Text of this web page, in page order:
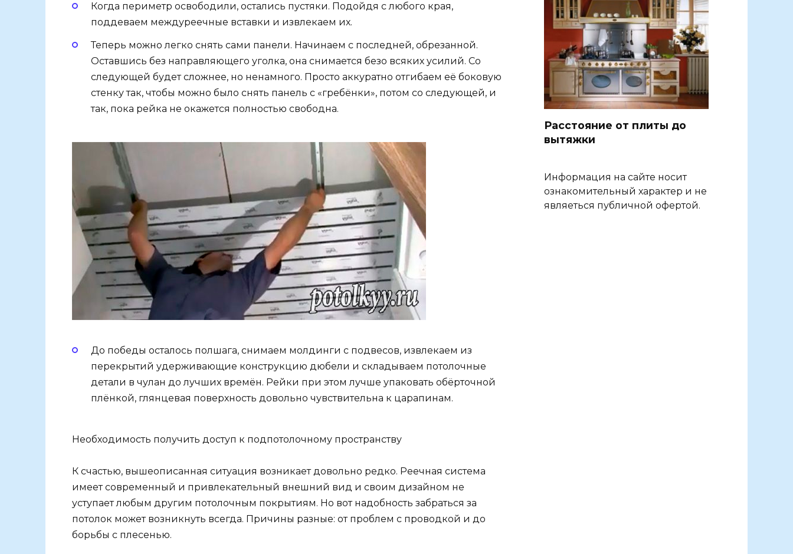
Когда периметр освободили, остались пустяки. Подойдя с любого края,
поддеваем междуреечные вставки и извлекаем их.
Теперь можно легко снять сами панели. Начинаем с последней, обрезанной.
Оставшись без направляющего уголка, она снимается безо всяких усилий. Со
следующей будет сложнее, но ненамного. Просто аккуратно отгибаем её боковую
стенку так, чтобы можно было снять панель с «гребёнки», потом со следующей, и
так, пока рейка не окажется полностью свободна.
До победы осталось полшага, снимаем молдинги с подвесов, извлекаем из
перекрытий удерживающие конструкцию дюбели и складываем потолочные
детали в чулан до лучших времён. Рейки при этом лучше упаковать обёрточной
плёнкой, глянцевая поверхность довольно чувствительна к царапинам.
Необходимость получить доступ к подпотолочному пространству
К счастью, вышеописанная ситуация возникает довольно редко. Реечная система
имеет современный и привлекательный внешний вид и своим дизайном не
уступает любым другим потолочным покрытиям. Но вот надобность забраться за
потолок может возникнуть всегда. Причины разные: от проблем с проводкой и до
борьбы с плесенью.
Расстояние от плиты до
вытяжки
Информация на сайте носит
ознакомительный характер и не
являеться публичной офертой.